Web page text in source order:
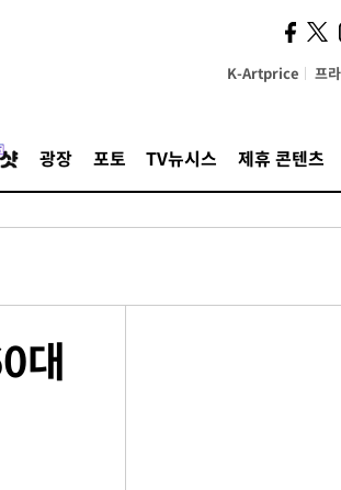
K-Artprice 프
광장 포토 TV뉴시스 제휴 콘텐츠
대